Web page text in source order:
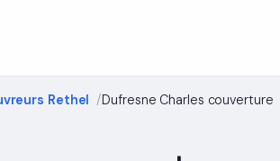
Rethel Dufresne Charles couverture